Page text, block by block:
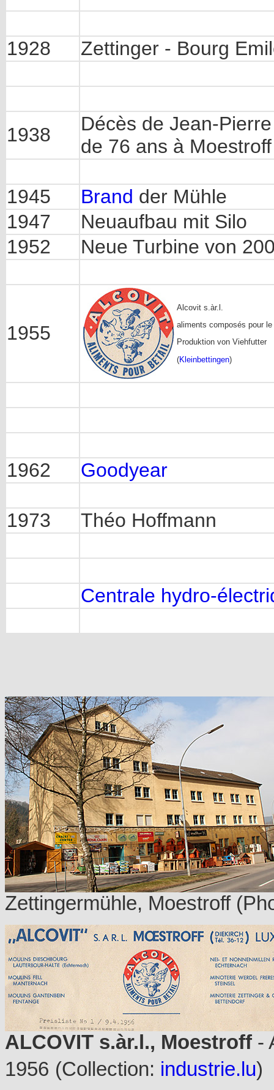
1928 Zettinger - Bourg
1938
Décès de Jean-
de 76 ans à Moestroff
1945 Brand der Mühle
1947
Neuaufbau mit Silo
1952
Neue Turbine von
1955
Alcovit s.àr.l.
aliments composés pour le
Produktion von Viehfutter
(Kleinbettingen)
1962 Goodyear
1973 Théo Hoffmann
Centrale hydro-
Zettingermühle, Moestroff
ALCOVIT s.àr.l., Moestroff -
1956 (Collection: industrie.lu)